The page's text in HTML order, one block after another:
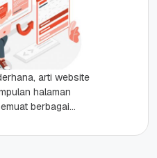
arti website
halaman
berbagai